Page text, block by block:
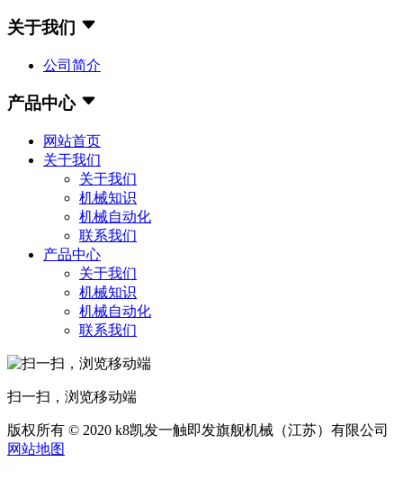
关于我们
公司简介
产品中心
网站首页
关于我们
关于我们
机械知识
机械自动化
联系我们
产品中心
关于我们
机械知识
机械自动化
联系我们
扫一扫，浏览移动端
版权所有 © 2020 k8凯发一触即发旗舰机械（江苏）有限公司
网站地图